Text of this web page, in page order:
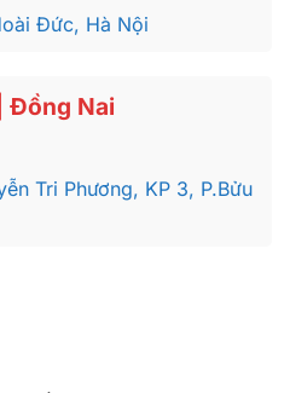
Đức, Hà Nội
Đồng Nai
Tri Phương, KP 3, P.Bửu